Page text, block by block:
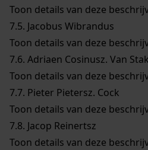
Toon details van deze
7.5. Jacobus Wibrandus
Toon details van deze
7.6. Adriaen Cosinusz. Van
Toon details van deze
7.7. Pieter Pietersz. Cock
Toon details van deze
7.8. Jacop Reinertsz
Toon details van deze